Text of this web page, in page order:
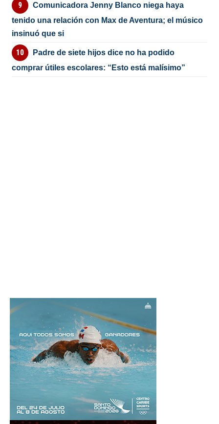
Comunicadora Jenny Blanco niega haya
tenido una relación con Max de Aventura; el músico
insinuó que si
Padre de siete hijos dice no ha podido
comprar útiles escolares: “Esto está malísimo”